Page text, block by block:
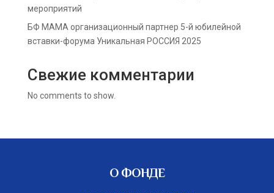
мероприятий
БФ МАМА организационный партнер 5-й юбилейной
вставки-форума Уникальная РОССИЯ 2025
Свежие комментарии
No comments to show.
О ФОНДЕ